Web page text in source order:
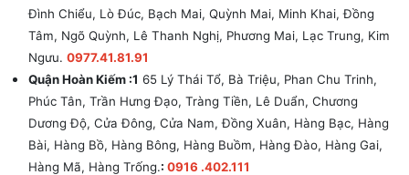
Đình Chiểu, Lò Đúc, Bạch Mai, Quỳnh Mai, Minh Khai, Đồng
Tâm, Ngõ Quỳnh, Lê Thanh Nghị, Phương Mai, Lạc Trung, Kim
Ngưu. 0977.41.81.91
Quận Hoàn Kiếm :1 65 Lý Thái Tổ, Bà Triệu, Phan Chu Trinh,
Phúc Tân, Trần Hưng Đạo, Tràng Tiền, Lê Duẩn, Chương
Dương Độ, Cửa Đông, Cửa Nam, Đồng Xuân, Hàng Bạc, Hàng
Bài, Hàng Bồ, Hàng Bông, Hàng Buồm, Hàng Đào, Hàng Gai,
Hàng Mã, Hàng Trống.: 0916 .402.111